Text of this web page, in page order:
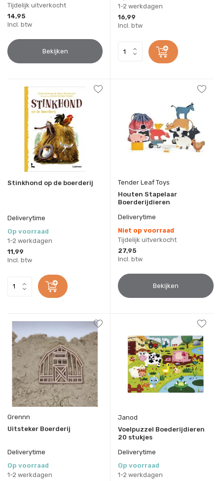
Tijdelijk uitverkocht
14,95
Incl. btw
Bekijken
1-2 werkdagen
16,99
Incl. btw
Stinkhond op de boerderij
Deliverytime
Op voorraad
1-2 werkdagen
11,99
Incl. btw
Tender Leaf Toys
Houten Stapelaar
Boerderijdieren
Deliverytime
Niet op voorraad
Tijdelijk uitverkocht
27,95
Incl. btw
Bekijken
Grennn
Uitsteker Boerderij
Deliverytime
Op voorraad
1-2 werkdagen
Janod
Voelpuzzel Boederijdieren
20 stukjes
Deliverytime
Op voorraad
1-2 werkdagen